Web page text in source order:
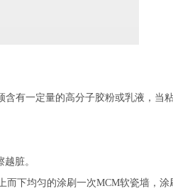
有一定量的高分子胶粉或乳液，当
脏。
下均匀的涂刷一次MCM软瓷墙，涂